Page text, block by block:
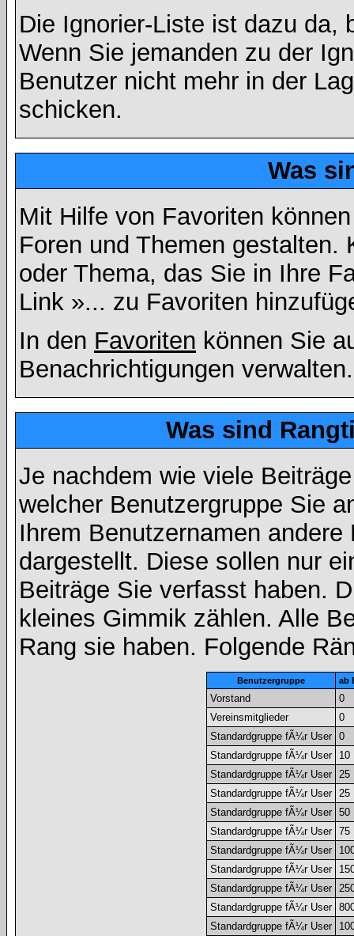
Die Ignorier-Liste ist dazu da,
Wenn Sie jemanden zu der
Benutzer nicht mehr in der
schicken.
Was
Mit Hilfe von Favoriten
Foren und Themen
oder Thema, das Sie in Ihre
Link »... zu Favoriten
In den Favoriten können Sie
Benachrichtigungen verwalten.
Was sind
Je nachdem wie viele
welcher Benutzergruppe Sie
Ihrem Benutzernamen
dargestellt. Diese sollen nur
Beiträge Sie verfasst haben.
kleines Gimmik zählen. Alle
Rang sie haben. Folgende
Benutzergruppe ab
Vorstand
0
Vereinsmitglieder
0
Standardgruppe fÃ¼r User
0
Standardgruppe fÃ¼r User
10
Standardgruppe fÃ¼r User
25
Standardgruppe fÃ¼r User
25
Standardgruppe fÃ¼r User
50
Standardgruppe fÃ¼r User
75
Standardgruppe fÃ¼r User
Standardgruppe fÃ¼r User
Standardgruppe fÃ¼r User
Standardgruppe fÃ¼r User
Standardgruppe fÃ¼r User